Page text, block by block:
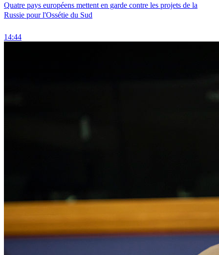
Quatre pays européens mettent en garde contre les projets de la
Russie pour l'Ossétie du Sud
14:44